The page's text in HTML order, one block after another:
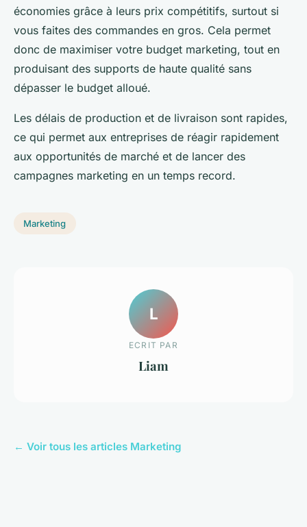
économies grâce à leurs prix compétitifs, surtout si
vous faites des commandes en gros. Cela permet
donc de maximiser votre budget marketing, tout en
produisant des supports de haute qualité sans
dépasser le budget alloué.
Les délais de production et de livraison sont rapides,
ce qui permet aux entreprises de réagir rapidement
aux opportunités de marché et de lancer des
campagnes marketing en un temps record.
Marketing
L
ECRIT PAR
Liam
← Voir tous les articles Marketing